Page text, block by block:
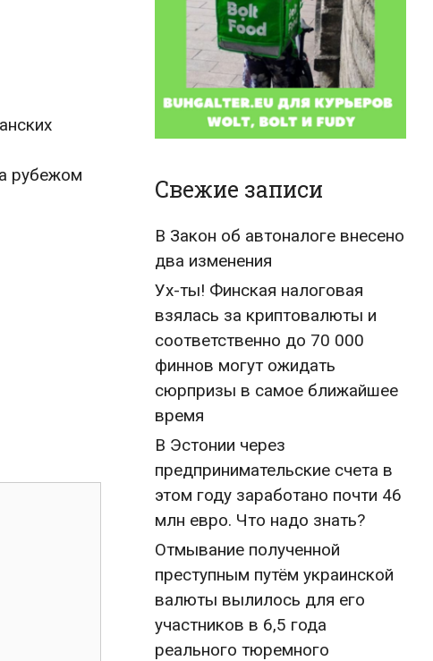
рубежом
Свежие записи
В Закон об автоналоге внесено
два изменения
Ух-ты! Финская налоговая
взялась за криптовалюты и
соответственно до 70 000
финнов могут ожидать
сюрпризы в самое ближайшее
время
В Эстонии через
предпринимательские счета в
этом году заработано почти 46
млн евро. Что надо знать?
Отмывание полученной
преступным путём украинской
валюты вылилось для его
участников в 6,5 года
реального тюремного